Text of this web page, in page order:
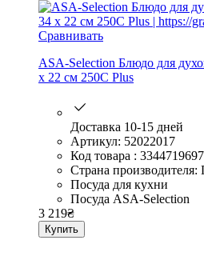
Сравнивать
ASA-Selection Блюдо для
x 22 см 250C Plus
Доставка 10-15 дней
Артикул: 52022017
Код товара : 3344719697
Страна производителя:
Посуда для кухни
Посуда ASA-Selection
3 219₴
Купить